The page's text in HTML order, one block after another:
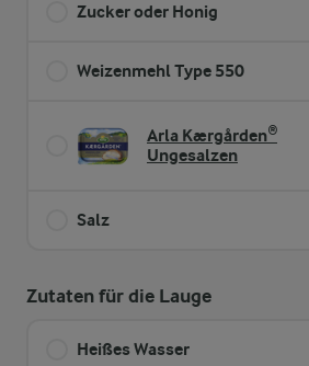
Zucker oder Honig
Weizenmehl Type 550
Arla Kærgården®
Ungesalzen
Salz
Zutaten für die Lauge
Heißes Wasser